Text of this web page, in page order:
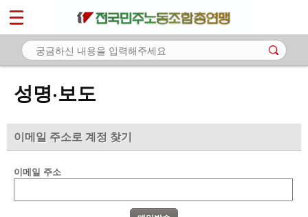
성명·보도
이메일 주소로 계정 찾기
이메일 주소
마이페이지
소개
- 공지사항
- 성명·보도